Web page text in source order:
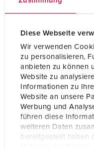
Diese Webseite
Wir verwenden
zu personalisieren,
anbieten zu können
Website zu
Informationen zu
Website an unsere
Werbung und
führen diese
weiteren Daten
bereitgestellt haben
Beschermingsgraad
Kinderbeveiliging
Gewicht
Certificeringen